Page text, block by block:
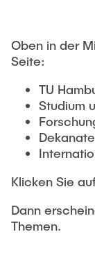
Oben in der
Seite:
TU
Studium
Dekanate
Klicken Sie
Dann
Themen.